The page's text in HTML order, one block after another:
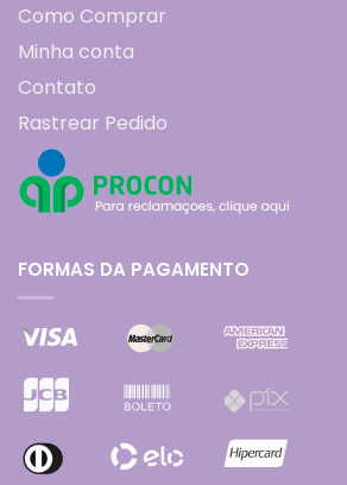
Como Comprar
Minha conta
Contato
Rastrear Pedido
FORMAS DA PAGAMENTO